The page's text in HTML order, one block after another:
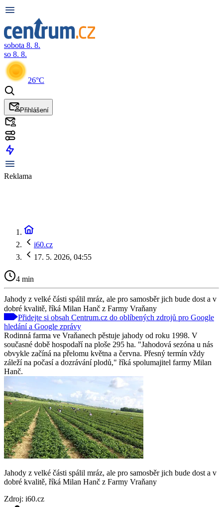
sobota 8. 8.
so 8. 8.
26°C
Přihlášení
Reklama
i60.cz
17. 5. 2026, 04:55
4 min
Jahody z velké části spálil mráz, ale pro samosběr jich bude dost a v
dobré kvalitě, říká Milan Hanč z Farmy Vraňany
Přidejte si obsah Centrum.cz do oblíbených zdrojů pro Google
hledání a Google zprávy
Rodinná farma ve Vraňanech pěstuje jahody od roku 1998. V
současné době hospodaří na ploše 295 ha. "Jahodová sezóna u nás
obvykle začíná na přelomu května a června. Přesný termín vždy
záleží na počasí a dozrávání plodů," říká spolumajitel farmy Milan
Hanč.
Jahody z velké části spálil mráz, ale pro samosběr jich bude dost a v
dobré kvalitě, říká Milan Hanč z Farmy Vraňany
Zdroj: i60.cz